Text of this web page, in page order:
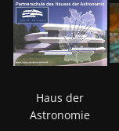
Haus der
Astronomie